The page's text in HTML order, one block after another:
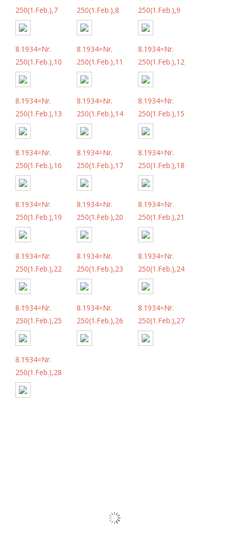
250(1.Feb.),7
250(1.Feb.),8
250(1.Feb.),9
8.1934=Nr.
250(1.Feb.),10
8.1934=Nr.
250(1.Feb.),11
8.1934=Nr.
250(1.Feb.),12
8.1934=Nr.
250(1.Feb.),13
8.1934=Nr.
250(1.Feb.),14
8.1934=Nr.
250(1.Feb.),15
8.1934=Nr.
250(1.Feb.),16
8.1934=Nr.
250(1.Feb.),17
8.1934=Nr.
250(1.Feb.),18
8.1934=Nr.
250(1.Feb.),19
8.1934=Nr.
250(1.Feb.),20
8.1934=Nr.
250(1.Feb.),21
8.1934=Nr.
250(1.Feb.),22
8.1934=Nr.
250(1.Feb.),23
8.1934=Nr.
250(1.Feb.),24
8.1934=Nr.
250(1.Feb.),25
8.1934=Nr.
250(1.Feb.),26
8.1934=Nr.
250(1.Feb.),27
8.1934=Nr.
250(1.Feb.),28